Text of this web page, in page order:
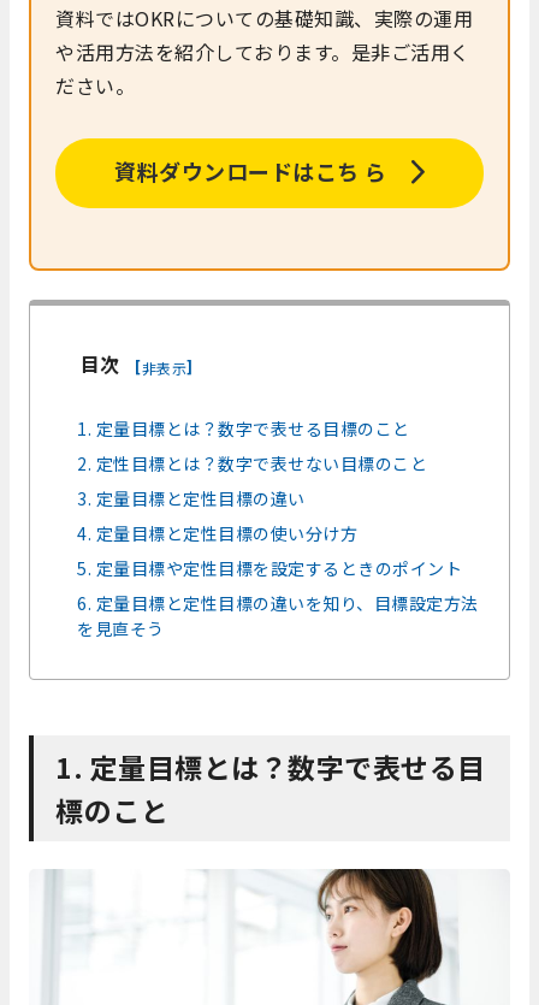
資料ではOKRについての基礎知識、実際の運用
や活用方法を紹介しております。是非ご活用く
ださい。
資料ダウンロードはこち ら
目次 [非表示]
1. 定量目標とは？数字で表せる目標のこと
2. 定性目標とは？数字で表せない目標のこと
3. 定量目標と定性目標の違い
4. 定量目標と定性目標の使い分け方
5. 定量目標や定性目標を設定するときのポイント
6. 定量目標と定性目標の違いを知り、目標設定方法
を見直そう
1. 定量目標とは？数字で表せる目
標のこと